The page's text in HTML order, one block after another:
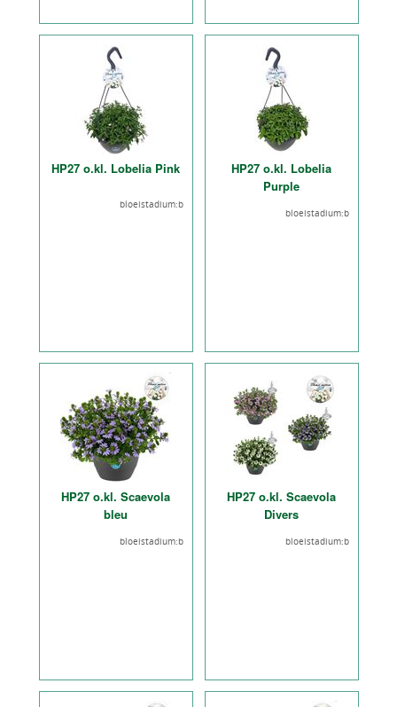
HP27 o.kl. Lobelia Pink
bloeistadium:b
HP27 o.kl. Lobelia
Purple
bloeistadium:b
HP27 o.kl. Scaevola
bleu
bloeistadium:b
HP27 o.kl. Scaevola
Divers
bloeistadium:b